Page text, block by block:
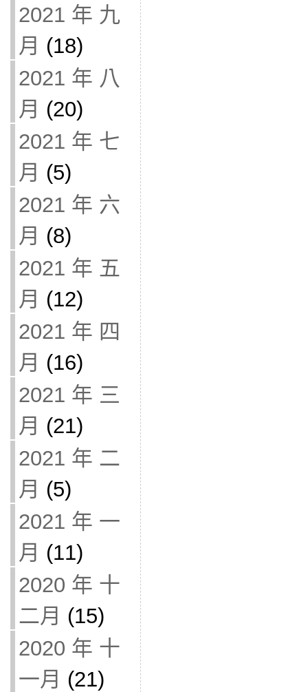
2021 年 九
月 (18)
2021 年 八
月 (20)
2021 年 七
月 (5)
2021 年 六
月 (8)
2021 年 五
月 (12)
2021 年 四
月 (16)
2021 年 三
月 (21)
2021 年 二
月 (5)
2021 年 一
月 (11)
2020 年 十
二月 (15)
2020 年 十
一月 (21)